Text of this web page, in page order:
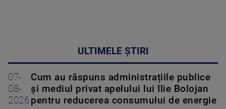
ULTIMELE ȘTIRI
07-
08-
2026
Cum au răspuns administrațiile publice
și mediul privat apelului lui Ilie Bolojan
pentru reducerea consumului de energie